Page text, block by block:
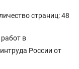
страниц: 48
в
России от